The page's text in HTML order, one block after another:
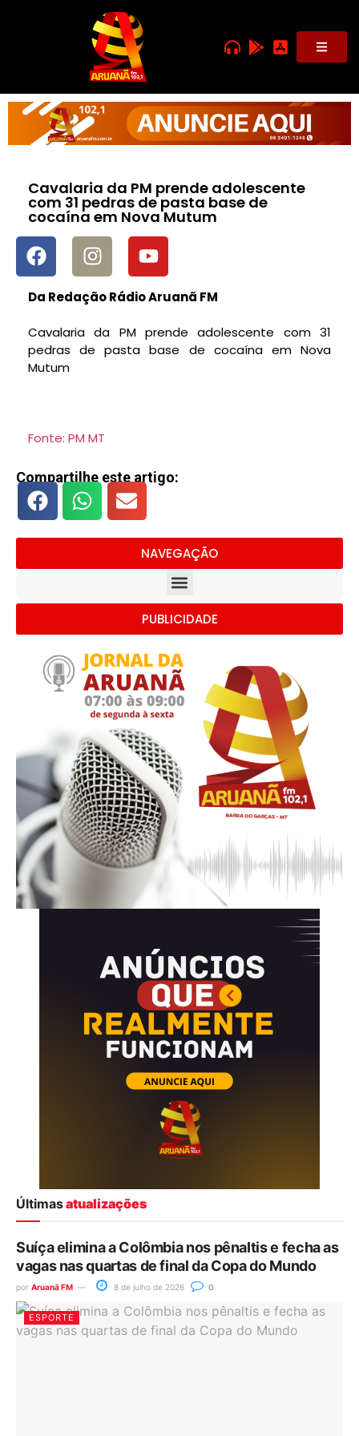
Cavalaria da PM prende adolescente
com 31 pedras de pasta base de
cocaína em Nova Mutum
Da Redação Rádio Aruanã FM
Cavalaria da PM prende adolescente com 31
pedras de pasta base de cocaína em Nova
Mutum
Fonte: PM MT
Compartilhe este artigo:
NAVEGAÇÃO
PUBLICIDADE
Últimasatualizações
Suíça elimina a Colômbia nos pênaltis e fecha as
vagas nas quartas de final da Copa do Mundo
por Aruanã FM 8 de julho de 2026 0
ESPORTE